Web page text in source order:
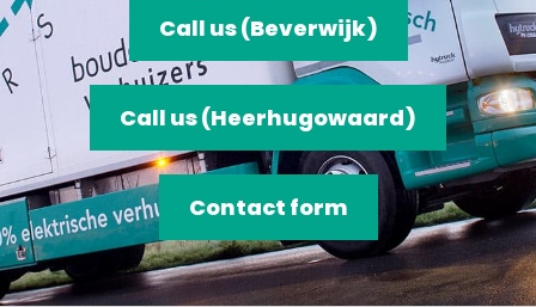
Call us (Beverwijk)
Call us (Heerhugowaard)
Contact form